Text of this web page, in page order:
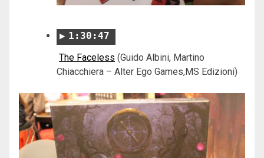
1:30:47
The Faceless (Guido Albini, Martino
Chiacchiera – Alter Ego Games,MS Edizioni)